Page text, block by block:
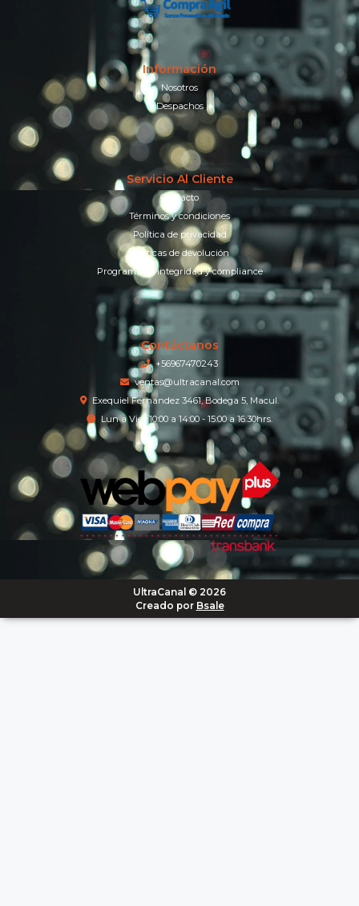
Información
Nosotros
Despachos
Servicio Al Cliente
Contacto
Términos y condiciones
Política de privacidad
Políticas de devolución
Programa de integridad y compliance
Contáctanos
+56967470243
ventas@ultracanal.com
Exequiel Fernandez 3461, Bodega 5, Macul.
Lun a Vier 10:00 a 14:00 - 15:00 a 16:30hrs.
UltraCanal © 2026
Creado por Bsale